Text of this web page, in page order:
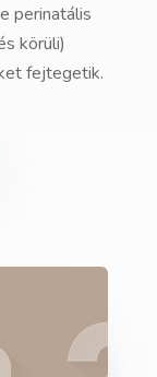
perinatális
körüli)
fejtegetik.